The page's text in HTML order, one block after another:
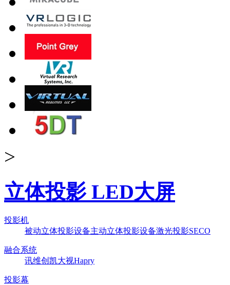
>
立体投影 LED大屏
投影机
被动立体投影设备主动立体投影设备激光投影SECO
融合系统
讯维创凯大视Hapry
投影幕